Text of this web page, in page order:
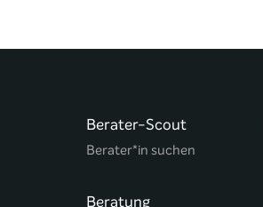
Berater-Scout
Berater*in suchen
Beratung